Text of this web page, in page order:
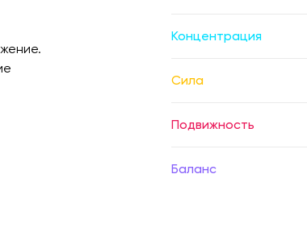
Концентрация
Сила
Подвижность
Баланс